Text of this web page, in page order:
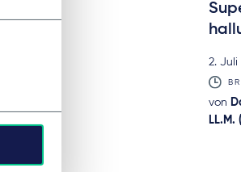
2. Juli
von
LL.M.